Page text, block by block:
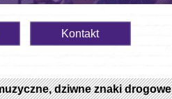
Kontakt
dziwne znaki drogowe